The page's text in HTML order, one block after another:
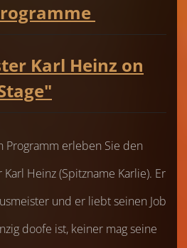
Karl Heinz on
Programm erleben Sie den
Heinz (Spitzname Karlie). Er
und er liebt seinen Job
doofe ist, keiner mag seine